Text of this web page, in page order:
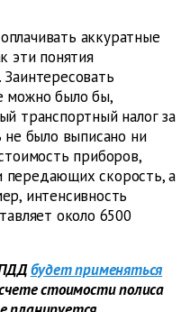
аккуратные
эти понятия
можно было бы,
транспортный налог за
было выписано ни
приборов,
скорость, а
интенсивность
около 6500
будет применяться
стоимости полиса